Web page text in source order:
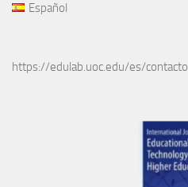
Español
https://edulab.uoc.edu/es/contacto